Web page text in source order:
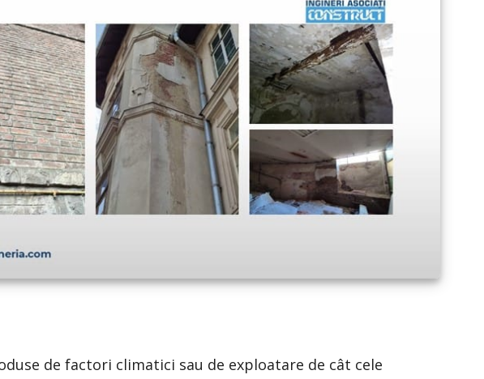
de factori climatici sau de exploatare de cât cele